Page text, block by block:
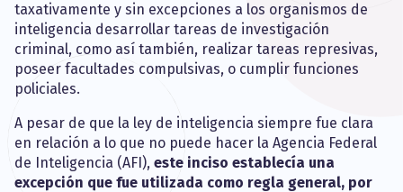
taxativamente y sin excepciones a los organismos de
inteligencia desarrollar tareas de investigación
criminal, como así también, realizar tareas represivas,
poseer facultades compulsivas, o cumplir funciones
policiales.
A pesar de que la ley de inteligencia siempre fue clara
en relación a lo que no puede hacer la Agencia Federal
de Inteligencia (AFI), este inciso establecía una
excepción que fue utilizada como regla general, por